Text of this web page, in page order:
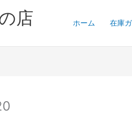
店 ホーム 在庫